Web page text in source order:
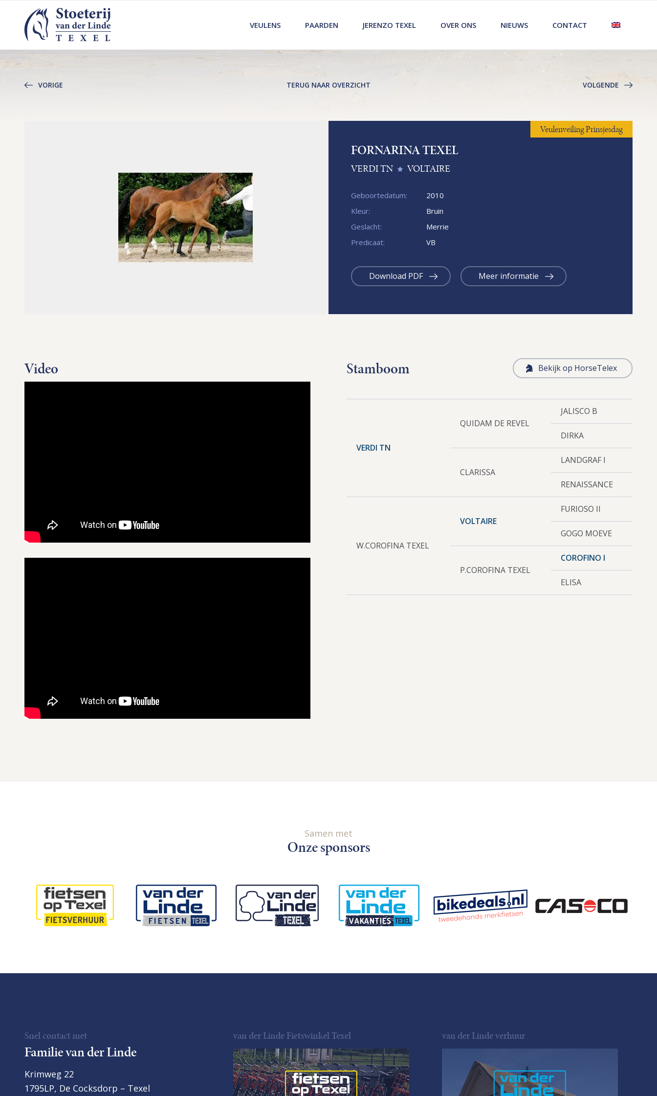
VEULENS PAARDEN JERENZO TEXEL OVER ONS NIEUWS CONTACT
VORIGE TERUG NAAR OVERZICHT VOLGENDE
Veulenveiling Prinsjesdag
FORNARINA TEXEL
VERDI TN VOLTAIRE
Geboortedatum:
2010
Kleur:
Bruin
Geslacht:
Merrie
Predicaat:
VB
Download PDF Meer informatie
Video Stamboom Bekijk op HorseTelex
VERDI TN
QUIDAM DE REVEL
JALISCO B
DIRKA
CLARISSA
LANDGRAF I
RENAISSANCE
W.COROFINA TEXEL
VOLTAIRE
FURIOSO II
GOGO MOEVE
P.COROFINA TEXEL
COROFINO I
ELISA
Samen met
Onze sponsors
Snel contact met
Familie van der Linde
Krimweg 22
1795LP, De Cocksdorp – Texel
van der Linde Fietswinkel Texel van der Linde verhuur